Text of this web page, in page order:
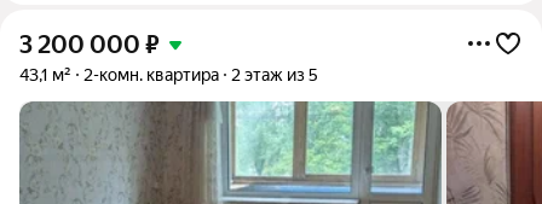
3 200 000 ₽
43,1 м² 2-комн. квартира 2 этаж из 5